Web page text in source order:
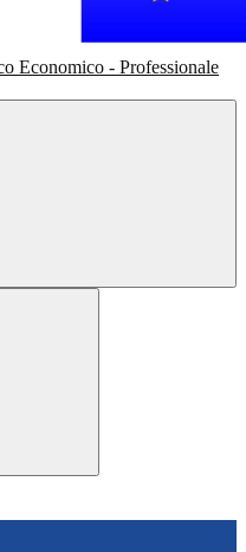
Economico - Professionale